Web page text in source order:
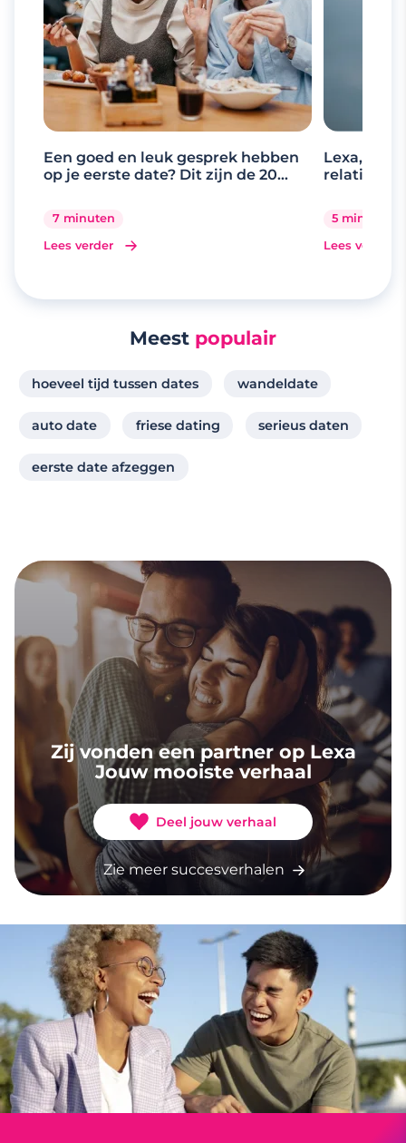
Een goed en leuk gesprek hebben
op je eerste date? Dit zijn de 20
7 minuten
Lees verder
Lexa, de
relaties
5 minuten
Lees verder
Meest populair
hoeveel tijd tussen dates wandeldate
auto date friese dating serieus daten
eerste date afzeggen
Zij vonden een partner op Lexa
Jouw mooiste verhaal
Deel jouw verhaal
Zie meer succesverhalen